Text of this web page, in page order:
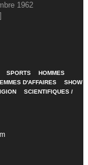
1962
SPORTS
HOMMES
D'AFFAIRES
SHOW
SCIENTIFIQUES /